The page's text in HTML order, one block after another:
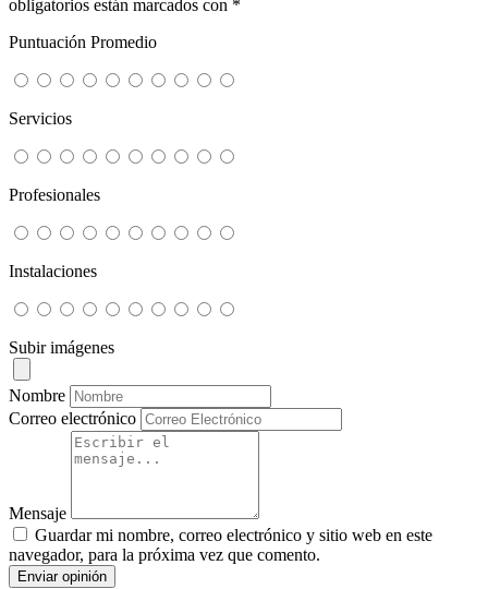
obligatorios están marcados con *
Puntuación Promedio
Servicios
Profesionales
Instalaciones
Subir imágenes
Nombre
Correo electrónico
Mensaje
Guardar mi nombre, correo electrónico y sitio web en este
navegador, para la próxima vez que comento.
Enviar opinión